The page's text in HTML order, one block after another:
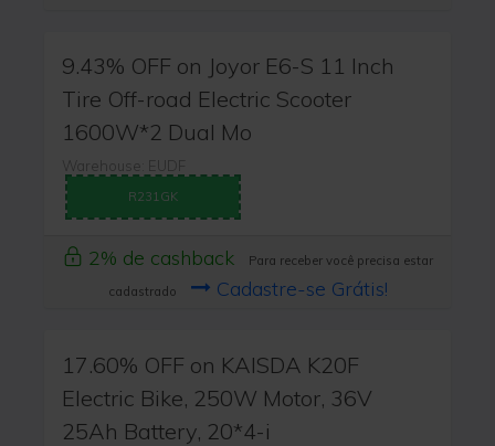
9.43% OFF on Joyor E6-S 11 Inch
Tire Off-road Electric Scooter
1600W*2 Dual Mo
Warehouse: EUDF
R231GK
2% de cashback
Para receber você precisa estar
cadastrado
Cadastre-se Grátis!
17.60% OFF on KAISDA K20F
Electric Bike, 250W Motor, 36V
25Ah Battery, 20*4-i